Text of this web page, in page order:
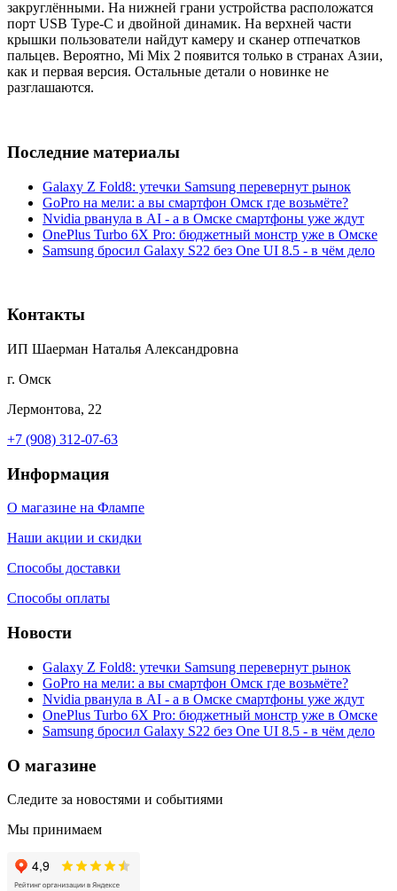
закруглёнными. На нижней грани устройства расположатся
порт USB Type-C и двойной динамик. На верхней части
крышки пользователи найдут камеру и сканер отпечатков
пальцев. Вероятно, Mi Mix 2 появится только в странах Азии,
как и первая версия. Остальные детали о новинке не
разглашаются.
Последние материалы
Galaxy Z Fold8: утечки Samsung перевернут рынок
GoPro на мели: а вы смартфон Омск где возьмёте?
Nvidia рванула в AI - а в Омске смартфоны уже ждут
OnePlus Turbo 6X Pro: бюджетный монстр уже в Омске
Samsung бросил Galaxy S22 без One UI 8.5 - в чём дело
Контакты
ИП Шаерман Наталья Александровна
г. Омск
Лермонтова, 22
+7 (908) 312-07-63
Информация
О магазине на Флампе
Наши акции и скидки
Способы доставки
Способы оплаты
Новости
Galaxy Z Fold8: утечки Samsung перевернут рынок
GoPro на мели: а вы смартфон Омск где возьмёте?
Nvidia рванула в AI - а в Омске смартфоны уже ждут
OnePlus Turbo 6X Pro: бюджетный монстр уже в Омске
Samsung бросил Galaxy S22 без One UI 8.5 - в чём дело
О магазине
Следите за новостями и событиями
Мы принимаем